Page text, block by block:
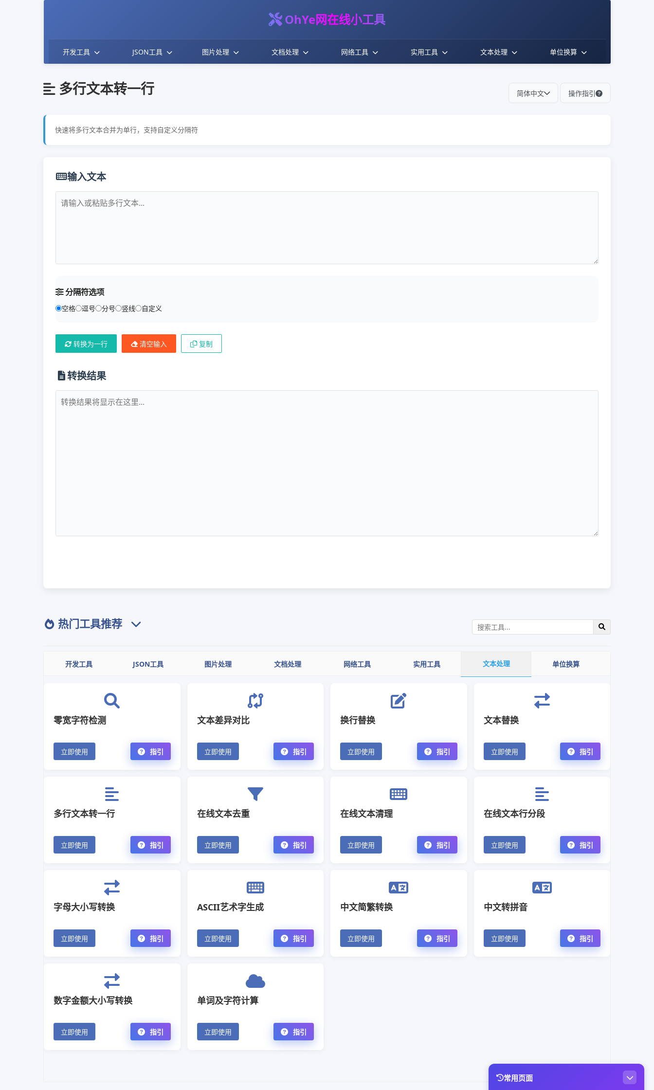
OhYe网在线小工具
开发工具 JSON工具 图片处理 文档处理 网络工具 实用工具 文本处理 单位换算
多行文本转一行 简体中文 操作指引
快速将多行文本合并为单行，支持自定义分隔符
输入文本
分隔符选项
空格 逗号 分号 竖线 自定义
转换为一行 清空输入 复制
转换结果
热门工具推荐
开发工具 JSON工具 图片处理 文档处理 网络工具 实用工具 文本处理 单位换算
零宽字符检测
立即使用 指引
文本差异对比
立即使用 指引
换行替换
立即使用 指引
文本替换
立即使用 指引
多行文本转一行
立即使用 指引
在线文本去重
立即使用 指引
在线文本清理
立即使用 指引
在线文本行分段
立即使用 指引
字母大小写转换
立即使用 指引
ASCII艺术字生成
立即使用 指引
中文简繁转换
立即使用 指引
中文转拼音
立即使用 指引
数字金额大小写转换
立即使用 指引
单词及字符计算
立即使用 指引
常用页面